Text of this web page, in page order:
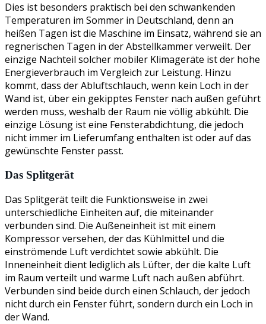
Dies ist besonders praktisch bei den schwankenden
Temperaturen im Sommer in Deutschland, denn an
heißen Tagen ist die Maschine im Einsatz, während sie an
regnerischen Tagen in der Abstellkammer verweilt. Der
einzige Nachteil solcher mobiler Klimageräte ist der hohe
Energieverbrauch im Vergleich zur Leistung. Hinzu
kommt, dass der Abluftschlauch, wenn kein Loch in der
Wand ist, über ein gekipptes Fenster nach außen geführt
werden muss, weshalb der Raum nie völlig abkühlt. Die
einzige Lösung ist eine Fensterabdichtung, die jedoch
nicht immer im Lieferumfang enthalten ist oder auf das
gewünschte Fenster passt.
Das Splitgerät
Das Splitgerät teilt die Funktionsweise in zwei
unterschiedliche Einheiten auf, die miteinander
verbunden sind. Die Außeneinheit ist mit einem
Kompressor versehen, der das Kühlmittel und die
einströmende Luft verdichtet sowie abkühlt. Die
Inneneinheit dient lediglich als Lüfter, der die kalte Luft
im Raum verteilt und warme Luft nach außen abführt.
Verbunden sind beide durch einen Schlauch, der jedoch
nicht durch ein Fenster führt, sondern durch ein Loch in
der Wand.